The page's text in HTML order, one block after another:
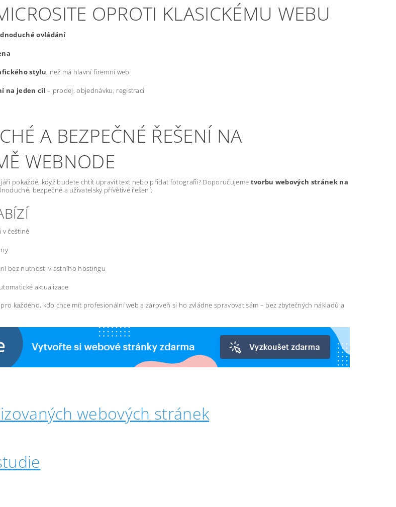
OPROTI KLASICKÉMU WEBU
ovládání
stylu, než má hlavní firemní web
na jeden cíl – prodej, objednávku, registraci
A BEZPEČNÉ ŘEŠENÍ NA
WEBNODE
pokaždé, když budete chtít upravit text nebo přidat fotografii? Doporučujeme tvorbu webových stránek na
bezpečné a uživatelsky přívětivé řešení.
češtině
bez nutnosti vlastního hostingu
aktualizace
každého, kdo chce mít profesionální web a zároveň si ho zvládne spravovat sám – bez zbytečných nákladů a
webových stránek